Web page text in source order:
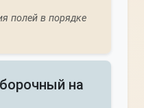
полей в порядке
на